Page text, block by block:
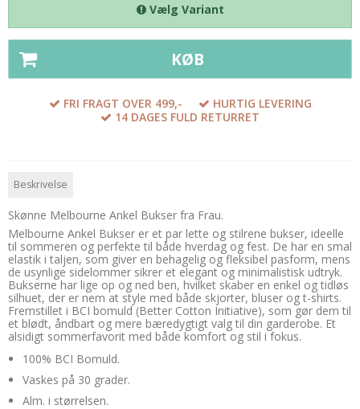
Vælg Variant
KØB
FRI FRAGT OVER 499,-
HURTIG LEVERING
14 DAGES FULD RETURRET
Beskrivelse
Skønne Melbourne Ankel Bukser fra Frau.
Melbourne Ankel Bukser er et par lette og stilrene bukser, ideelle
til sommeren og perfekte til både hverdag og fest. De har en smal
elastik i taljen, som giver en behagelig og fleksibel pasform, mens
de usynlige sidelommer sikrer et elegant og minimalistisk udtryk.
Bukserne har lige op og ned ben, hvilket skaber en enkel og tidløs
silhuet, der er nem at style med både skjorter, bluser og t-shirts.
Fremstillet i BCI bomuld (Better Cotton Initiative), som gør dem til
et blødt, åndbart og mere bæredygtigt valg til din garderobe. Et
alsidigt sommerfavorit med både komfort og stil i fokus.
100% BCI Bomuld.
Vaskes på 30 grader.
Alm. i størrelsen.